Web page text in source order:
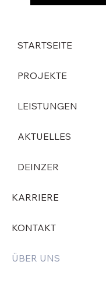
STARTSEITE
PROJEKTE
LEISTUNGEN
AKTUELLES
DEINZER
KARRIERE
KONTAKT
ÜBER UNS